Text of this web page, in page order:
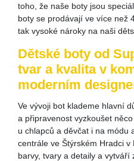
toho, že naše boty jsou
boty se prodávají ve více než
tak vysoké nároky na naši
Dětské boty od
tvar a kvalita v
moderním
Ve vývoji bot klademe hlavní
a připravenost vyzkoušet
u chlapců a děvčat i na módu
centrále ve Štýrském Hradci
barvy, tvary a detaily a vytváří